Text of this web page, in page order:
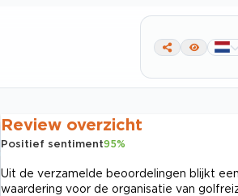
Review overzicht
Positief sentiment95%
Uit de verzamelde beoordelingen blijkt
waardering voor de organisatie van